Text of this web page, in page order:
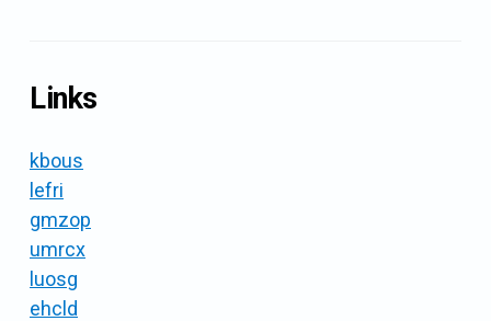
Links
kbous
lefri
gmzop
umrcx
luosg
ehcld